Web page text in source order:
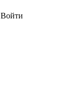
Войти